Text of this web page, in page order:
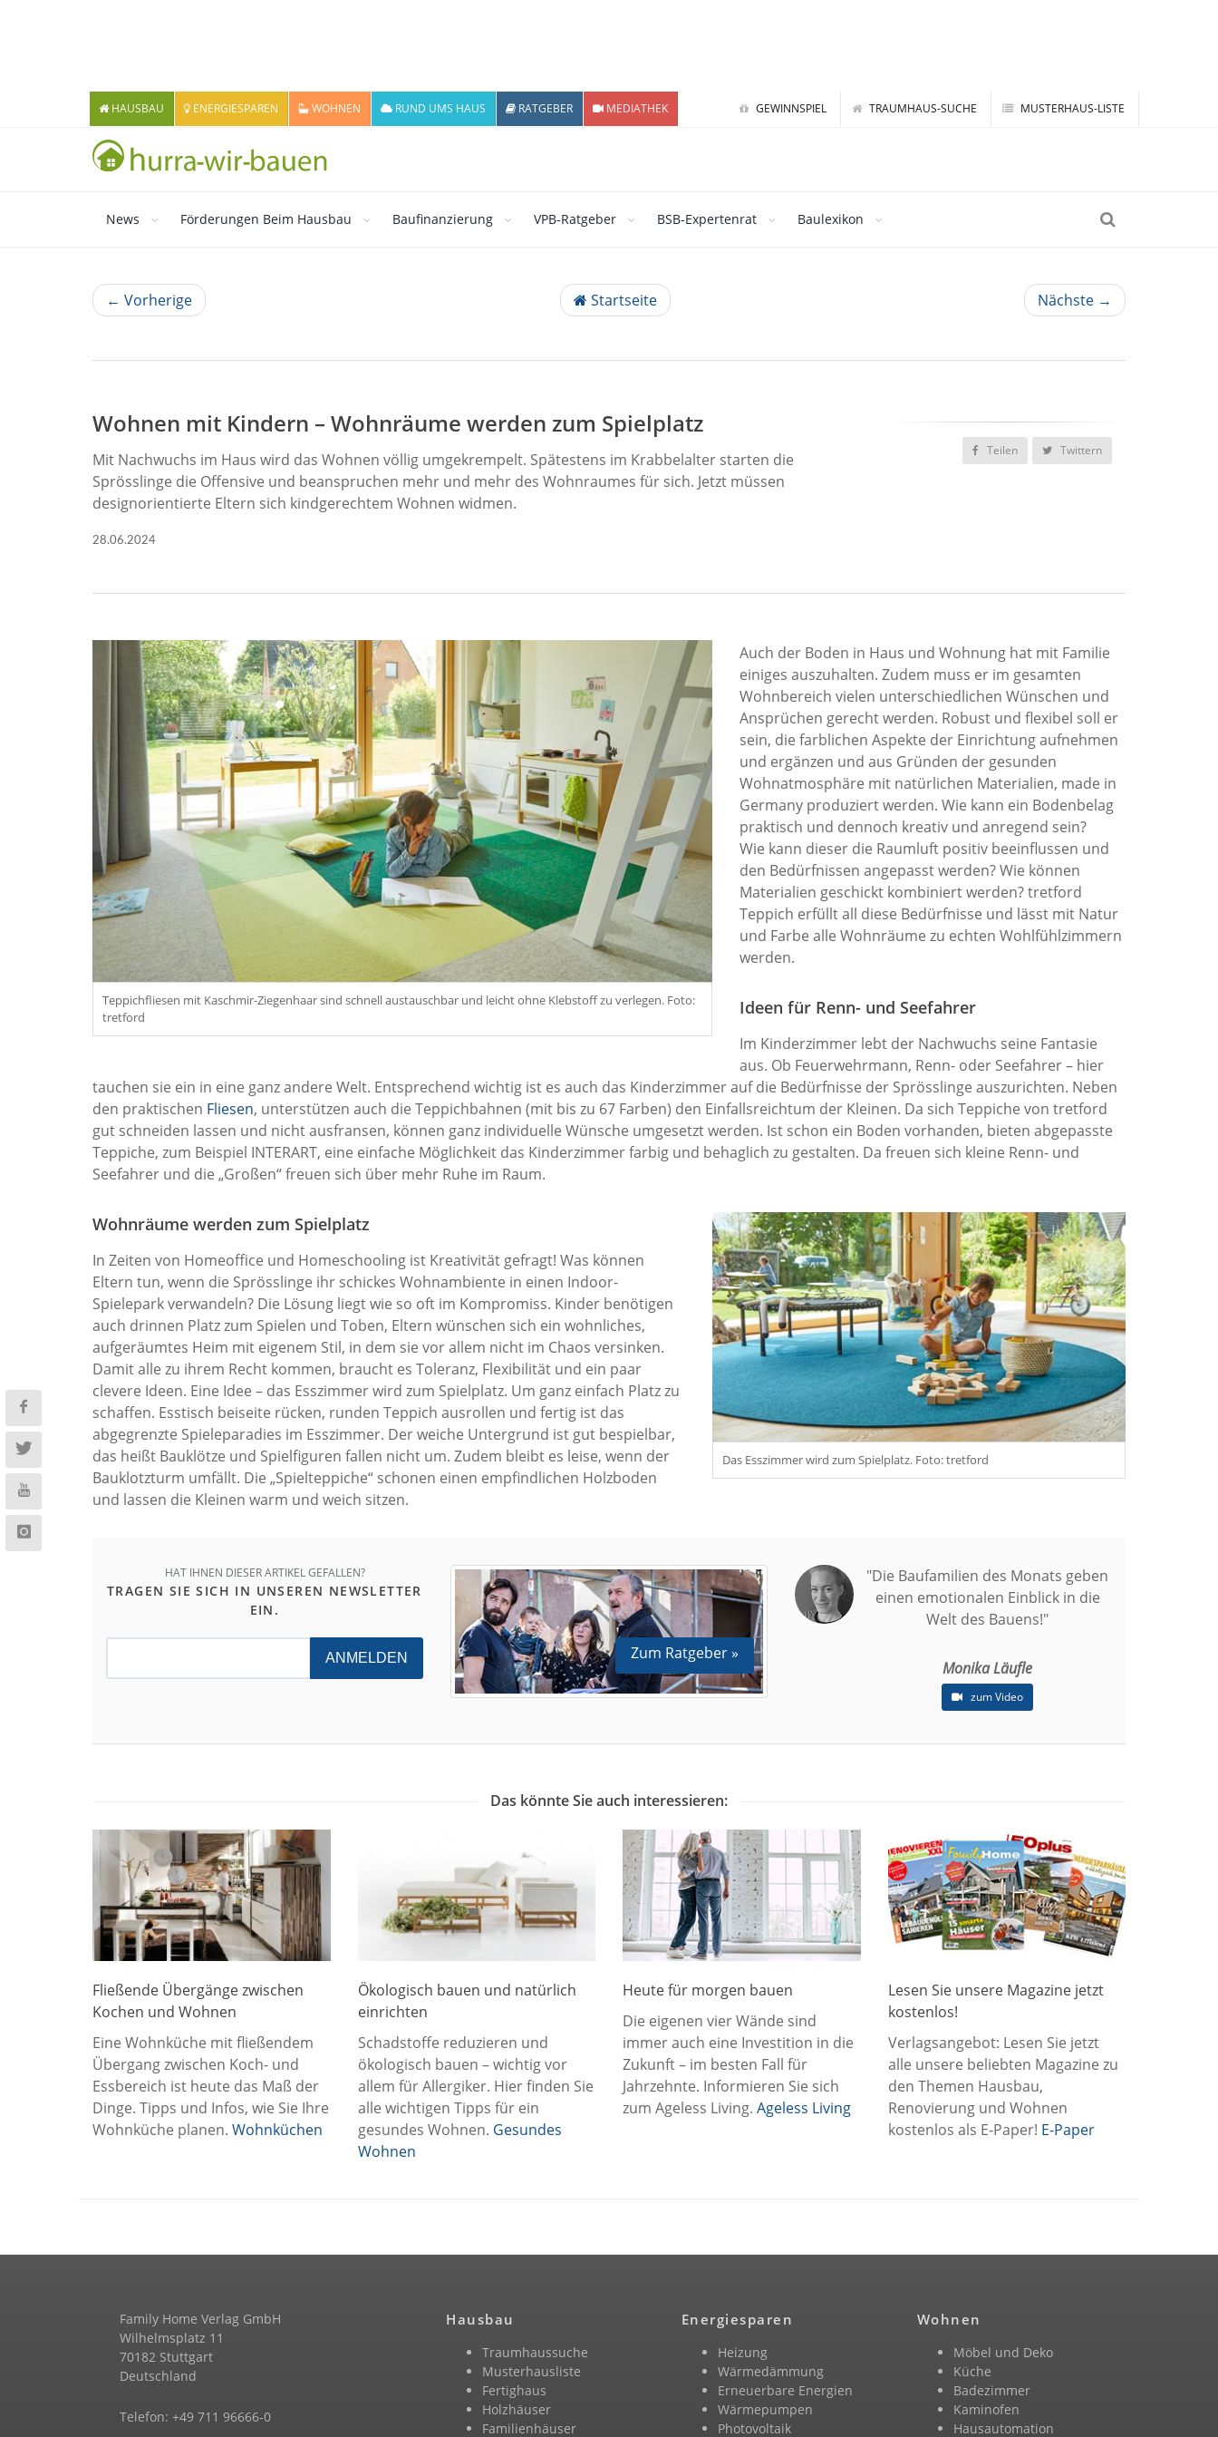
GEWINNSPIEL TRAUMHAUS-SUCHE MUSTERHAUS-LISTE
HAUSBAU ENERGIESPAREN WOHNEN RUND UMS HAUS RATGEBER MEDIATHEK
News Förderungen Beim Hausbau Baufinanzierung VPB-Ratgeber BSB-Expertenrat Baulexikon
← Vorherige Startseite Nächste →
Wohnen mit Kindern – Wohnräume werden zum Spielplatz
Mit Nachwuchs im Haus wird das Wohnen völlig umgekrempelt. Spätestens im Krabbelalter starten die
Sprösslinge die Offensive und beanspruchen mehr und mehr des Wohnraumes für sich. Jetzt müssen
designorientierte Eltern sich kindgerechtem Wohnen widmen.
28.06.2024
Teilen Twittern
Teppichfliesen mit Kaschmir-Ziegenhaar sind schnell austauschbar und leicht ohne Klebstoff zu verlegen. Foto:
tretford
Auch der Boden in Haus und Wohnung hat mit Familie
einiges auszuhalten. Zudem muss er im gesamten
Wohnbereich vielen unterschiedlichen Wünschen und
Ansprüchen gerecht werden. Robust und flexibel soll er
sein, die farblichen Aspekte der Einrichtung aufnehmen
und ergänzen und aus Gründen der gesunden
Wohnatmosphäre mit natürlichen Materialien, made in
Germany produziert werden. Wie kann ein Bodenbelag
praktisch und dennoch kreativ und anregend sein?
Wie kann dieser die Raumluft positiv beeinflussen und
den Bedürfnissen angepasst werden? Wie können
Materialien geschickt kombiniert werden? tretford
Teppich erfüllt all diese Bedürfnisse und lässt mit Natur
und Farbe alle Wohnräume zu echten Wohlfühlzimmern
werden.
Ideen für Renn- und Seefahrer
Im Kinderzimmer lebt der Nachwuchs seine Fantasie
aus. Ob Feuerwehrmann, Renn- oder Seefahrer – hier
tauchen sie ein in eine ganz andere Welt. Entsprechend wichtig ist es auch das Kinderzimmer auf die Bedürfnisse der Sprösslinge auszurichten. Neben
den praktischen Fliesen, unterstützen auch die Teppichbahnen (mit bis zu 67 Farben) den Einfallsreichtum der Kleinen. Da sich Teppiche von tretford
gut schneiden lassen und nicht ausfransen, können ganz individuelle Wünsche umgesetzt werden. Ist schon ein Boden vorhanden, bieten abgepasste
Teppiche, zum Beispiel INTERART, eine einfache Möglichkeit das Kinderzimmer farbig und behaglich zu gestalten. Da freuen sich kleine Renn- und
Seefahrer und die „Großen“ freuen sich über mehr Ruhe im Raum.
Das Esszimmer wird zum Spielplatz. Foto: tretford
Wohnräume werden zum Spielplatz
In Zeiten von Homeoffice und Homeschooling ist Kreativität gefragt! Was können
Eltern tun, wenn die Sprösslinge ihr schickes Wohnambiente in einen Indoor-
Spielepark verwandeln? Die Lösung liegt wie so oft im Kompromiss. Kinder benötigen
auch drinnen Platz zum Spielen und Toben, Eltern wünschen sich ein wohnliches,
aufgeräumtes Heim mit eigenem Stil, in dem sie vor allem nicht im Chaos versinken.
Damit alle zu ihrem Recht kommen, braucht es Toleranz, Flexibilität und ein paar
clevere Ideen. Eine Idee – das Esszimmer wird zum Spielplatz. Um ganz einfach Platz zu
schaffen. Esstisch beiseite rücken, runden Teppich ausrollen und fertig ist das
abgegrenzte Spieleparadies im Esszimmer. Der weiche Untergrund ist gut bespielbar,
das heißt Bauklötze und Spielfiguren fallen nicht um. Zudem bleibt es leise, wenn der
Bauklotzturm umfällt. Die „Spielteppiche“ schonen einen empfindlichen Holzboden
und lassen die Kleinen warm und weich sitzen.
HAT IHNEN DIESER ARTIKEL GEFALLEN?
TRAGEN SIE SICH IN UNSEREN NEWSLETTER
EIN.
ANMELDEN Zum Ratgeber »
"Die Baufamilien des Monats geben
einen emotionalen Einblick in die
Welt des Bauens!"
Monika Läufle
zum Video
Das könnte Sie auch interessieren:
Fließende Übergänge zwischen
Kochen und Wohnen
Eine Wohnküche mit fließendem
Übergang zwischen Koch- und
Essbereich ist heute das Maß der
Dinge. Tipps und Infos, wie Sie Ihre
Wohnküche planen. Wohnküchen
Ökologisch bauen und natürlich
einrichten
Schadstoffe reduzieren und
ökologisch bauen – wichtig vor
allem für Allergiker. Hier finden Sie
alle wichtigen Tipps für ein
gesundes Wohnen. Gesundes
Wohnen
Heute für morgen bauen
Die eigenen vier Wände sind
immer auch eine Investition in die
Zukunft – im besten Fall für
Jahrzehnte. Informieren Sie sich
zum Ageless Living. Ageless Living
Lesen Sie unsere Magazine jetzt
kostenlos!
Verlagsangebot: Lesen Sie jetzt
alle unsere beliebten Magazine zu
den Themen Hausbau,
Renovierung und Wohnen
kostenlos als E-Paper! E-Paper
Family Home Verlag GmbH
Wilhelmsplatz 11
70182 Stuttgart
Deutschland
Telefon: +49 711 96666-0
Hausbau
Traumhaussuche
Musterhausliste
Fertighaus
Holzhäuser
Familienhäuser
Energiesparen
Heizung
Wärmedämmung
Erneuerbare Energien
Wärmepumpen
Photovoltaik
Wohnen
Möbel und Deko
Küche
Badezimmer
Kaminofen
Hausautomation